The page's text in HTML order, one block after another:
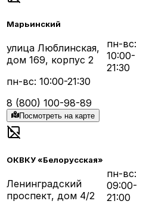
Марьинский
улица Люблинская,
дом 169, корпус 2
пн-вс: 10:00-21:30
8 (800) 100-98-89
Посмотреть на карте
пн-вс:
10:00-
21:30
ОКВКУ «Белорусская»
Ленинградский
проспект, дом 4/2
пн-вс:
09:00-
21:00